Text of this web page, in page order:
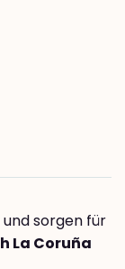
sorgen für
La Coruña